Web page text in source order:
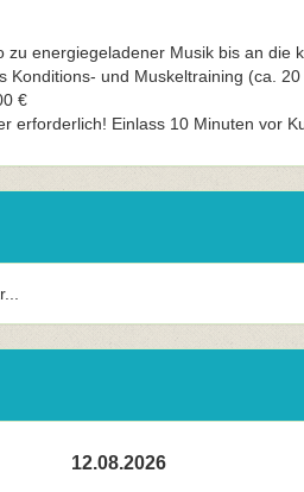
zu energiegeladener Musik bis an die
Konditions- und Muskeltraining (ca.
€
erforderlich! Einlass 10 Minuten vor
12.08.2026